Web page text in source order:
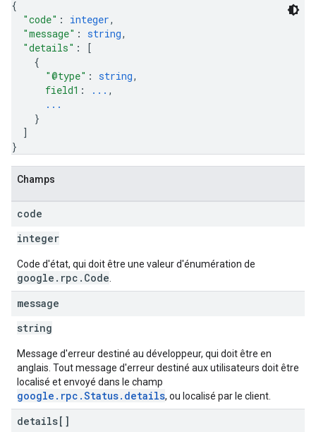
{
"code" : integer,
"message" : string,
"details" :
[
{
"@type" : string,
field1 : ... ,
...
}
]
}
Champs
code
integer
Code d'état, qui doit être une valeur d'énumération de
google.rpc.Code
message
string
Message d'erreur destiné au développeur, qui doit être en
anglais. Tout message d'erreur destiné aux utilisateurs doit être
localisé et envoyé dans le champ
google.rpc.Status.details, ou localisé par le client.
details[]